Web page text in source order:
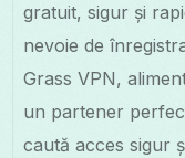
gratuit, sigur și
nevoie de
Grass VPN,
un partener
caută acces sigur